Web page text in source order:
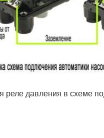
реле давления в схеме